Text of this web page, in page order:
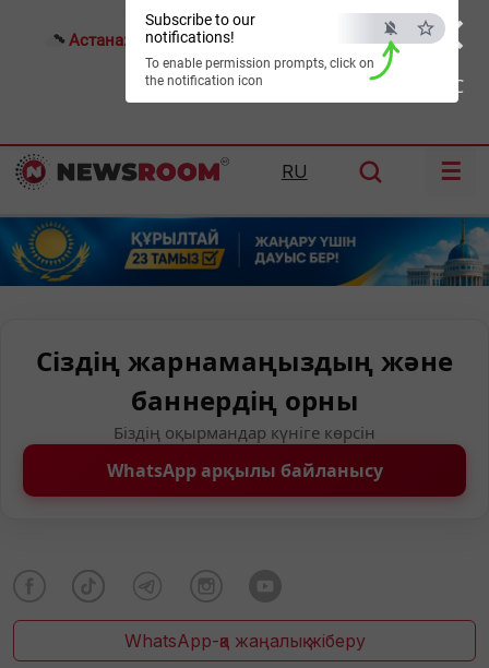
×
ESC
Subscribe to our
notifications!
To enable permission prompts, click on
the notification icon
Астана: 23°C Алматы: Шымкент:35°C
RU ☰
Сіздің жарнамаңыздың және
баннердің орны
Біздің оқырмандар күніге көрсін
WhatsApp арқылы байланысу
WhatsApp-қа жаңалық жіберу